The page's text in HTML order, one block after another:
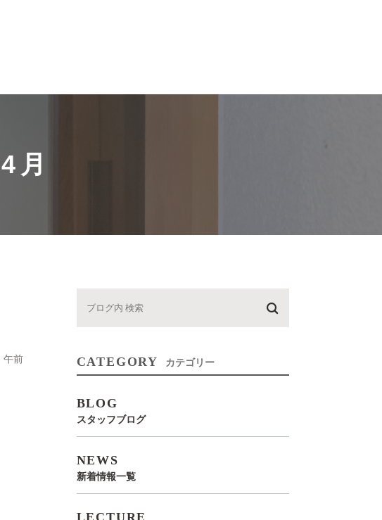
午前
CATEGORY カテゴリー
BLOG
スタッフブログ
NEWS
新着情報一覧
LECTURE